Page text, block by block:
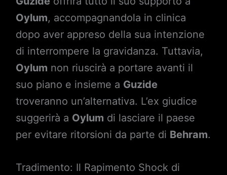
Oylum, accompagnandola in clinica
dopo aver appreso della sua intenzione
di interrompere la gravidanza. Tuttavia,
Oylum non riuscirà a portare avanti il
suo piano e insieme a Guzide
troveranno un’alternativa. L’ex giudice
suggerirà a Oylum di lasciare il paese
per evitare ritorsioni da parte di Behram.
Tradimento: Il Rapimento Shock di